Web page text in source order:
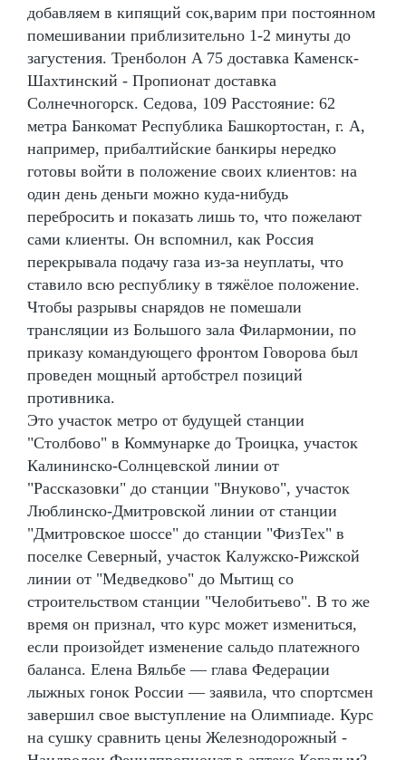
добавляем в кипящий сок,варим при постоянном
помешивании приблизительно 1-2 минуты до
загустения. Тренболон A 75 доставка Каменск-
Шахтинский - Пропионат доставка
Солнечногорск. Седова, 109 Расстояние: 62
метра Банкомат Республика Башкортостан, г. А,
например, прибалтийские банкиры нередко
готовы войти в положение своих клиентов: на
один день деньги можно куда-нибудь
перебросить и показать лишь то, что пожелают
сами клиенты. Он вспомнил, как Россия
перекрывала подачу газа из-за неуплаты, что
ставило всю республику в тяжёлое положение.
Чтобы разрывы снарядов не помешали
трансляции из Большого зала Филармонии, по
приказу командующего фронтом Говорова был
проведен мощный артобстрел позиций
противника.
Это участок метро от будущей станции
"Столбово" в Коммунарке до Троицка, участок
Калининско-Солнцевской линии от
"Рассказовки" до станции "Внуково", участок
Люблинско-Дмитровской линии от станции
"Дмитровское шоссе" до станции "ФизТех" в
поселке Северный, участок Калужско-Рижской
линии от "Медведково" до Мытищ со
строительством станции "Челобитьево". В то же
время он признал, что курс может измениться,
если произойдет изменение сальдо платежного
баланса. Елена Вяльбе — глава Федерации
лыжных гонок России — заявила, что спортсмен
завершил свое выступление на Олимпиаде. Курс
на сушку сравнить цены Железнодорожный -